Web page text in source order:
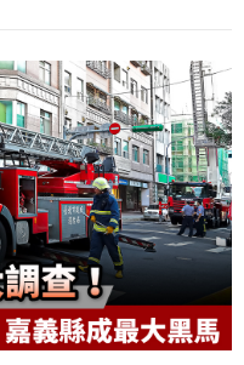
，發現台南市在丹娜絲
感度角度來看，高雄市
應對上的形象獲得更多